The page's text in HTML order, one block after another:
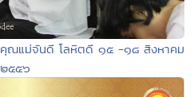
คุณแม่จันดี โลหิตดี ๑๕ -๑๘ สิงหาคม
๒๕๕๖